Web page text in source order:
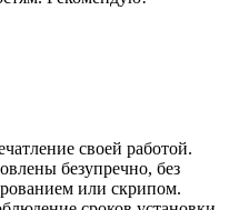
своей работой.
безупречно, без
или скрипом.